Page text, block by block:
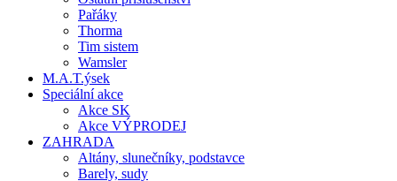
Pařáky
Thorma
Tim sistem
Wamsler
M.A.T.ýsek
Speciální akce
Akce SK
Akce VÝPRODEJ
ZAHRADA
Altány, slunečníky, podstavce
Barely, sudy